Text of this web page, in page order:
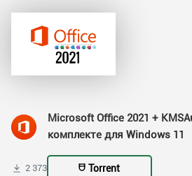
Microsoft Office 2021 +
комплекте для Windows 11
2 373 Torrent